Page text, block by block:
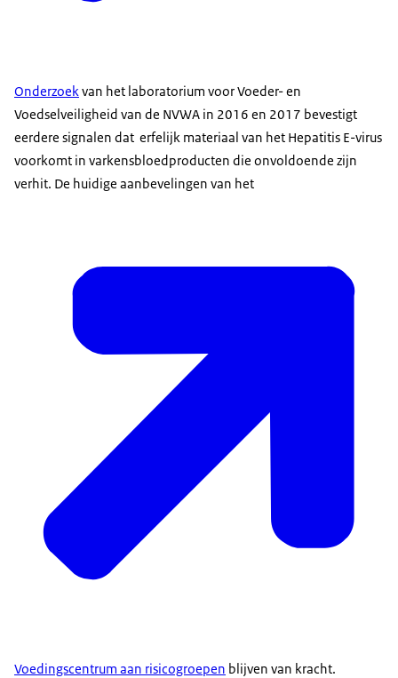
Onderzoekvan het laboratorium voor Voeder- en
Voedselveiligheid van de NVWA in 2016 en 2017 bevestigt
eerdere signalen dat erfelijk materiaal van het Hepatitis E-virus
voorkomt in varkensbloedproducten die onvoldoende zijn
verhit. De huidige aanbevelingen van het
Voedingscentrum aan risicogroepen blijven van kracht.